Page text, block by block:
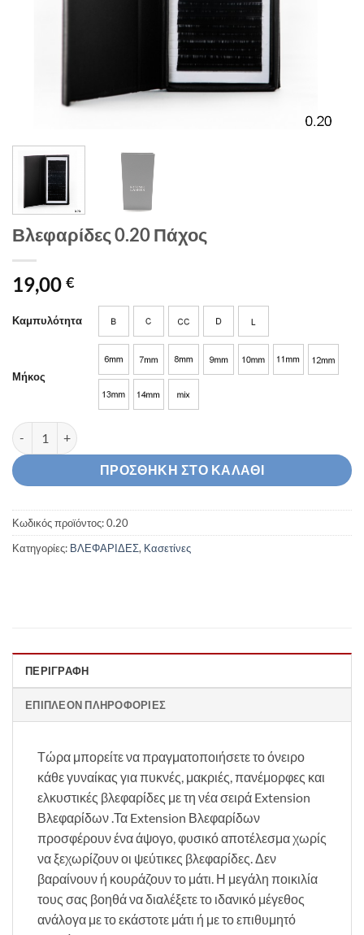
Βλεφαρίδες 0.20 Πάχος
19,00 €
Καμπυλότητα
Μήκος
Βλεφαρίδες 0.20 Πάχος ποσότητα
ΠΡΟΣΘΉΚΗ ΣΤΟ ΚΑΛΆΘΙ
Κωδικός προϊόντος:0.20
Κατηγορίες: ΒΛΕΦΑΡΙΔΕΣ, Κασετίνες
ΠΕΡΙΓΡΑΦΉ
ΕΠΙΠΛΈΟΝ ΠΛΗΡΟΦΟΡΊΕΣ
Τώρα μπορείτε να πραγματοποιήσετε το όνειρο
κάθε γυναίκας για πυκνές, μακριές, πανέμορφες και
ελκυστικές βλεφαρίδες με τη νέα σειρά Extension
Βλεφαρίδων .Τα Extension Βλεφαρίδων
προσφέρουν ένα άψογο, φυσικό αποτέλεσμα χωρίς
να ξεχωρίζουν οι ψεύτικες βλεφαρίδες. Δεν
βαραίνουν ή κουράζουν το μάτι. Η μεγάλη ποικιλία
τους σας βοηθά να διαλέξετε το ιδανικό μέγεθος
ανάλογα με το εκάστοτε μάτι ή με το επιθυμητό